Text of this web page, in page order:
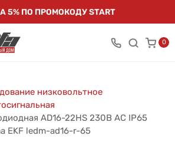
5% ПО ПРОМОКОДУ START
0
низковольтное
AD16-22HS 230В AC IP65
EKF ledm-ad16-r-65